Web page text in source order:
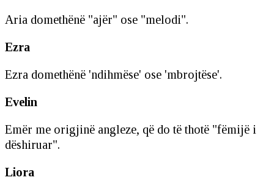
Aria domethënë "ajër" ose "melodi".
Ezra
Ezra domethënë 'ndihmëse' ose 'mbrojtëse'.
Evelin
Emër me origjinë angleze, që do të thotë "fëmijë i
dëshiruar".
Liora